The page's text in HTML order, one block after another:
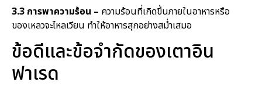
3.3 การพาความร้อน – ความร้อนที่เกิดขึ้นภายในอาหารหรือ
ของเหลวจะไหลเวียน ทำให้อาหารสุกอย่างสม่ำเสมอ
ข้อดีและข้อจำกัดของเตาอิน
ฟาเรด